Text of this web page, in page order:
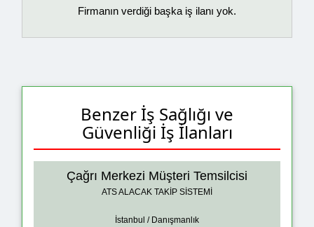
Firmanın verdiği başka iş ilanı yok.
Benzer İş Sağlığı ve
Güvenliği İş İlanları
Çağrı Merkezi Müşteri Temsilcisi
ATS ALACAK TAKİP SİSTEMİ
İstanbul / Danışmanlık